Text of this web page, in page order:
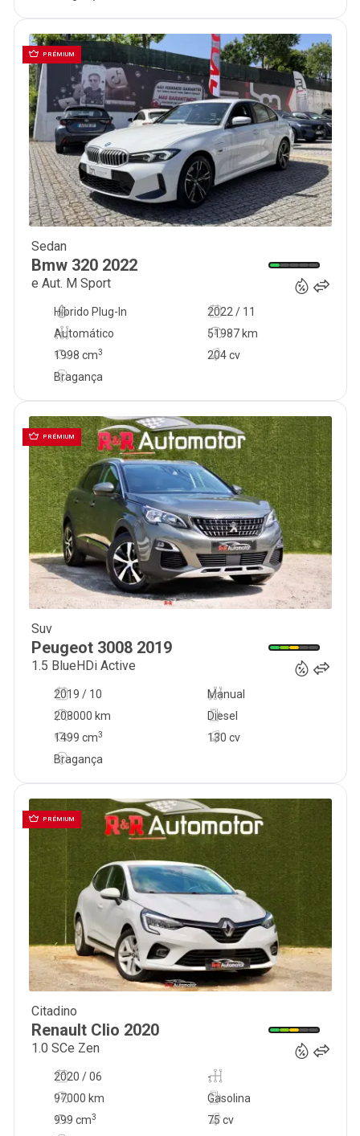
PRÉMIUM
Sedan
Bmw 320 2022
e Aut. M Sport
2022 / 11
Automático
51987 km
204 cv
Híbrido Plug-In
1998 cm3
Bragança
PRÉMIUM
Suv
Peugeot 3008 2019
1.5 BlueHDi Active
2019 / 10
Manual
208000 km
130 cv
Diesel
1499 cm3
Bragança
PRÉMIUM
Citadino
Renault Clio 2020
1.0 SCe Zen
2020 / 06
-
97000 km
75 cv
Gasolina
999 cm3